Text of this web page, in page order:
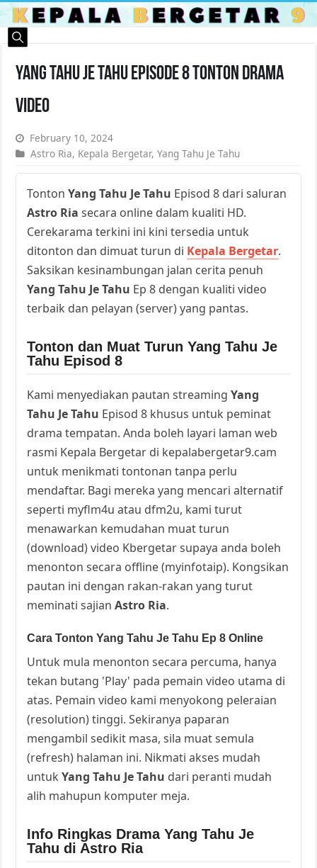
Yang Tahu Je Tahu Episode 8 Tonton Drama
Video
February 10, 2024
Astro Ria, Kepala Bergetar,Yang Tahu Je Tahu
TontonYang Tahu Je Tahu Episod 8 dari saluran
Astro Ria secara online dalam kualiti HD.
Cerekarama terkini ini kini tersedia untuk
ditonton dan dimuat turun di Kepala Bergetar.
Saksikan kesinambungan jalan cerita penuh
Yang Tahu Je Tahu Ep 8 dengan kualiti video
terbaik dan pelayan (server) yang pantas.
Tonton dan Muat Turun Yang Tahu Je
Tahu Episod 8
Kami menyediakan pautan streamingYang
Tahu Je Tahu Episod 8 khusus untuk peminat
drama tempatan. Anda boleh layari laman web
rasmi Kepala Bergetar di kepalabergetar9.cam
untuk menikmati tontonan tanpa perlu
mendaftar. Bagi mereka yang mencari alternatif
seperti myflm4u atau dfm2u, kami turut
menawarkan kemudahan muat turun
(download) video Kbergetar supaya anda boleh
menonton secara offline (myinfotaip). Kongsikan
pautan ini dengan rakan-rakan yang turut
meminati sajianAstro Ria.
Cara Tonton Yang Tahu Je Tahu Ep 8 Online
Untuk mula menonton secara percuma, hanya
tekan butang 'Play' pada pemain video utama di
atas. Pemain video kami menyokong peleraian
(resolution) tinggi. Sekiranya paparan
mengambil sedikit masa, sila muat semula
(refresh) halaman ini. Nikmati akses mudah
untukYang Tahu Je Tahu dari peranti mudah
alih mahupun komputer meja.
Info Ringkas Drama Yang Tahu Je
Tahu di Astro Ria